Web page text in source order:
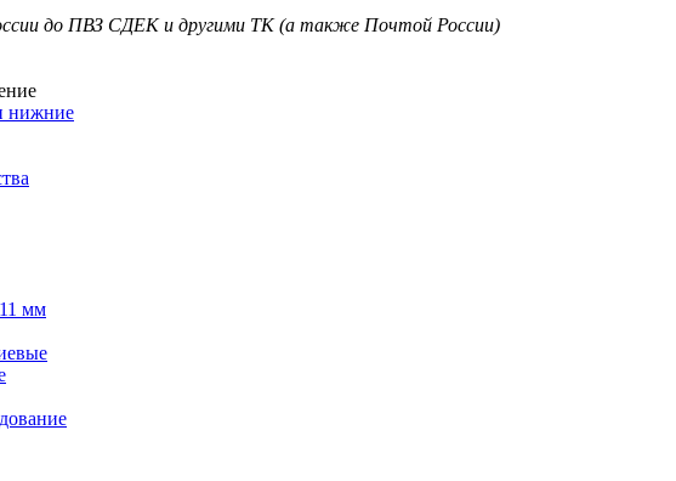
до ПВЗ СДЕК и другими ТК (а также Почтой России)
нижние
мм